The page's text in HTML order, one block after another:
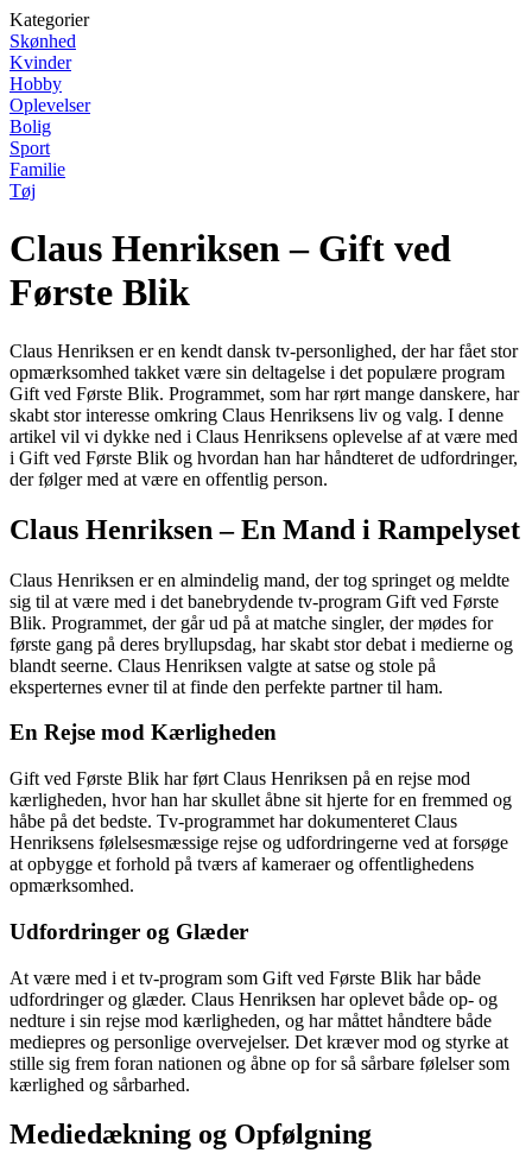
Kategorier
Skønhed
Kvinder
Hobby
Oplevelser
Bolig
Sport
Familie
Tøj
Claus Henriksen – Gift ved
Første Blik
Claus Henriksen er en kendt dansk tv-personlighed, der har fået stor
opmærksomhed takket være sin deltagelse i det populære program
Gift ved Første Blik. Programmet, som har rørt mange danskere, har
skabt stor interesse omkring Claus Henriksens liv og valg. I denne
artikel vil vi dykke ned i Claus Henriksens oplevelse af at være med
i Gift ved Første Blik og hvordan han har håndteret de udfordringer,
der følger med at være en offentlig person.
Claus Henriksen – En Mand i Rampelyset
Claus Henriksen er en almindelig mand, der tog springet og meldte
sig til at være med i det banebrydende tv-program Gift ved Første
Blik. Programmet, der går ud på at matche singler, der mødes for
første gang på deres bryllupsdag, har skabt stor debat i medierne og
blandt seerne. Claus Henriksen valgte at satse og stole på
eksperternes evner til at finde den perfekte partner til ham.
En Rejse mod Kærligheden
Gift ved Første Blik har ført Claus Henriksen på en rejse mod
kærligheden, hvor han har skullet åbne sit hjerte for en fremmed og
håbe på det bedste. Tv-programmet har dokumenteret Claus
Henriksens følelsesmæssige rejse og udfordringerne ved at forsøge
at opbygge et forhold på tværs af kameraer og offentlighedens
opmærksomhed.
Udfordringer og Glæder
At være med i et tv-program som Gift ved Første Blik har både
udfordringer og glæder. Claus Henriksen har oplevet både op- og
nedture i sin rejse mod kærligheden, og har måttet håndtere både
mediepres og personlige overvejelser. Det kræver mod og styrke at
stille sig frem foran nationen og åbne op for så sårbare følelser som
kærlighed og sårbarhed.
Mediedækning og Opfølgning